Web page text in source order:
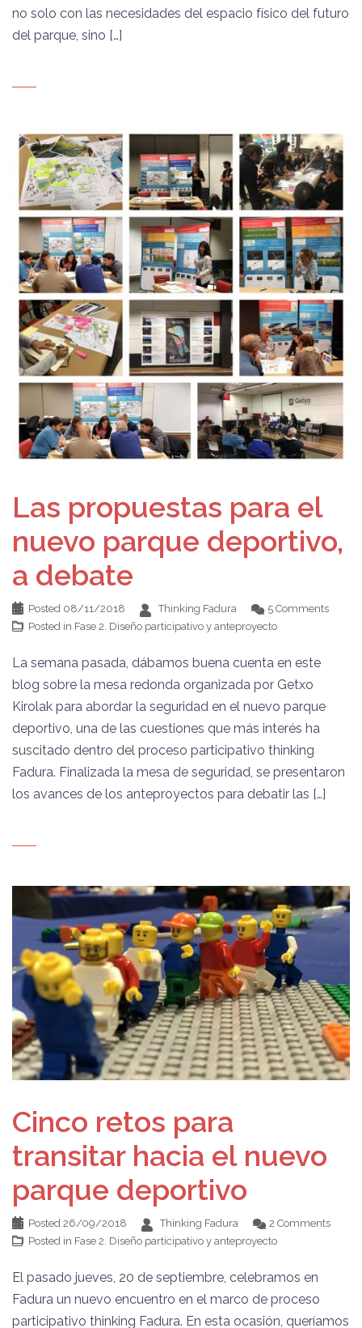
no solo con las necesidades del espacio físico del futuro
del parque, sino […]
Las propuestas para el
nuevo parque deportivo,
a debate
Posted 08/11/2018 Thinking Fadura
5 Comments
Posted in Fase 2. Diseño participativo y anteproyecto
La semana pasada, dábamos buena cuenta en este
blog sobre la mesa redonda organizada por Getxo
Kirolak para abordar la seguridad en el nuevo parque
deportivo, una de las cuestiones que más interés ha
suscitado dentro del proceso participativo thinking
Fadura. Finalizada la mesa de seguridad, se presentaron
los avances de los anteproyectos para debatir las […]
Cinco retos para
transitar hacia el nuevo
parque deportivo
Posted 26/09/2018 Thinking Fadura
2 Comments
Posted in Fase 2. Diseño participativo y anteproyecto
El pasado jueves, 20 de septiembre, celebramos en
Fadura un nuevo encuentro en el marco de proceso
participativo thinking Fadura. En esta ocasión, queríamos